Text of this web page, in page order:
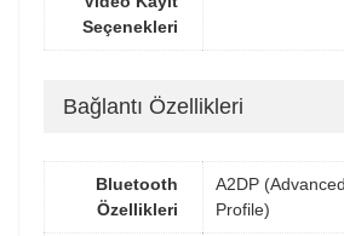
Seçenekleri
Bağlantı Özellikleri
Bluetooth
Özellikleri
A2DP
Profile)